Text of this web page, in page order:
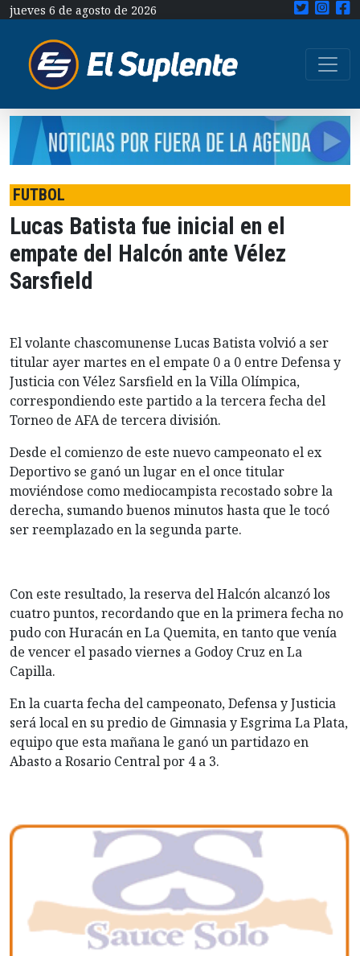
jueves 6 de agosto de 2026
FUTBOL
Lucas Batista fue inicial en el
empate del Halcón ante Vélez
Sarsfield
El volante chascomunense Lucas Batista volvió a ser
titular ayer martes en el empate 0 a 0 entre Defensa y
Justicia con Vélez Sarsfield en la Villa Olímpica,
correspondiendo este partido a la tercera fecha del
Torneo de AFA de tercera división.
Desde el comienzo de este nuevo campeonato el ex
Deportivo se ganó un lugar en el once titular
moviéndose como mediocampista recostado sobre la
derecha, sumando buenos minutos hasta que le tocó
ser reemplazado en la segunda parte.
Con este resultado, la reserva del Halcón alcanzó los
cuatro puntos, recordando que en la primera fecha no
pudo con Huracán en La Quemita, en tanto que venía
de vencer el pasado viernes a Godoy Cruz en La
Capilla.
En la cuarta fecha del campeonato, Defensa y Justicia
será local en su predio de Gimnasia y Esgrima La Plata,
equipo que esta mañana le ganó un partidazo en
Abasto a Rosario Central por 4 a 3.